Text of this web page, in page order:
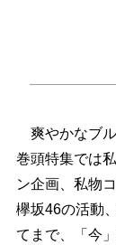
爽やかなブル
巻頭特集では
ン企画、私物
欅坂46の活動
てまで、「今